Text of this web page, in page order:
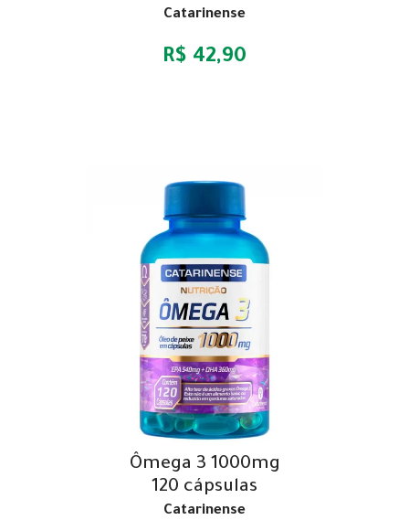
Catarinense
R$ 42,90
Ômega 3 1000mg
120 cápsulas
Catarinense